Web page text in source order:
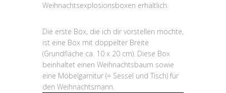
Weihnachtsexplosionsboxen erhältlich.
Die erste Box, die ich dir vorstellen möchte,
ist eine Box mit doppelter Breite
(Grundfläche ca. 10 x 20 cm). Diese Box
beinhaltet einen Weihnachtsbaum sowie
eine Möbelgarnitur (= Sessel und Tisch) für
den Weihnachtsmann.